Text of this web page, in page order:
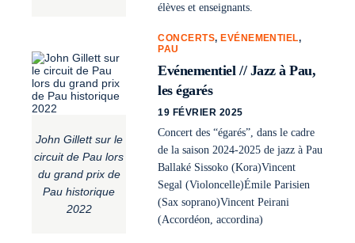
John Gillett sur le
circuit de Pau lors
du grand prix de
Pau historique
2022
élèves et enseignants.
CONCERTS, EVÉNEMENTIEL,
PAU
Evénementiel // Jazz à Pau,
les égarés
19 FÉVRIER 2025
Concert des “égarés”, dans le cadre
de la saison 2024-2025 de jazz à Pau
Ballaké Sissoko (Kora)Vincent
Segal (Violoncelle)Émile Parisien
(Sax soprano)Vincent Peirani
(Accordéon, accordina)